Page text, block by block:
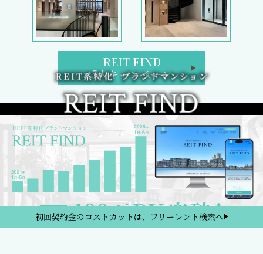
REIT FIND
5大キャンペーン
初回契約金のコストカットは、フリーレント検索へ